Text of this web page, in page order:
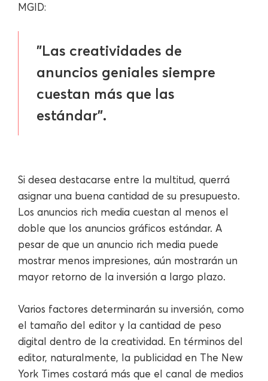
MGID:
"Las creatividades de
anuncios geniales siempre
cuestan más que las
estándar".
Si desea destacarse entre la multitud, querrá
asignar una buena cantidad de su presupuesto.
Los anuncios rich media cuestan al menos el
doble que los anuncios gráficos estándar. A
pesar de que un anuncio rich media puede
mostrar menos impresiones, aún mostrarán un
mayor retorno de la inversión a largo plazo.
Varios factores determinarán su inversión, como
el tamaño del editor y la cantidad de peso
digital dentro de la creatividad. En términos del
editor, naturalmente, la publicidad en The New
York Times costará más que el canal de medios